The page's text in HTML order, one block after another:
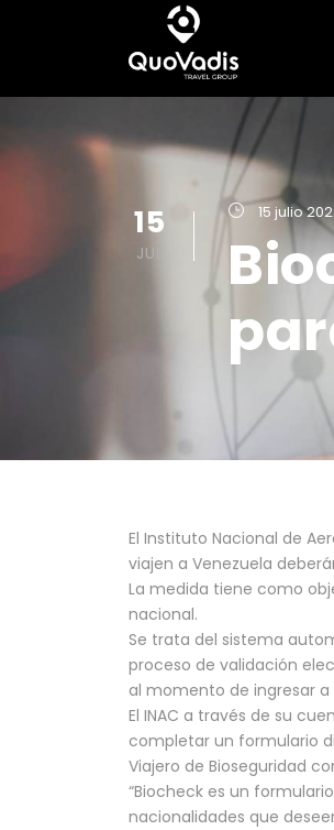
15
JUL
15 julio
El Instituto Nacional de
viajen a Venezuela
La medida tiene como
nacional.
Se trata del sistema
proceso de validación
al momento de ingresar a
El INAC a través de su
completar un formulario
Viajero de Bioseguridad
“Biocheck es un
nacionalidades que